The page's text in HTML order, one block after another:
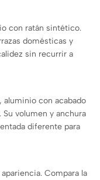
con ratán sintético.
domésticas y
sin recurrir a
aluminio con acabado
volumen y anchura
diferente para
Compara la